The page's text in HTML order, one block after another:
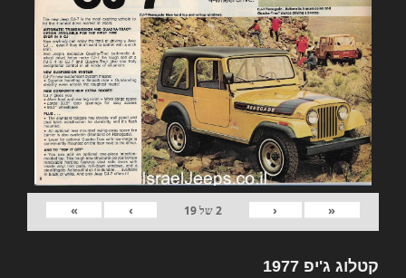
«
‹
2של19
›
»
קטלוג ג'יפ 1977